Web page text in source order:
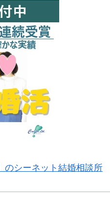
のシーネット結婚相談所